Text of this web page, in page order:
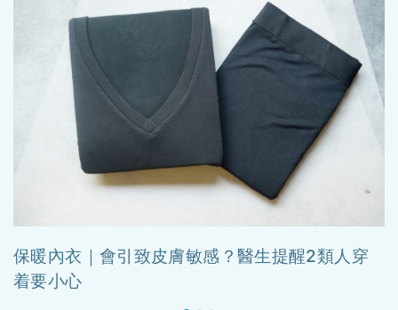
保暖內衣｜會引致皮膚敏感？醫生提醒2類人穿
着要小心